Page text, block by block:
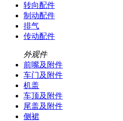
转向配件
制动配件
排气
传动配件
外观件
前嘴及附件
车门及附件
机盖
车顶及附件
尾盖及附件
侧裙